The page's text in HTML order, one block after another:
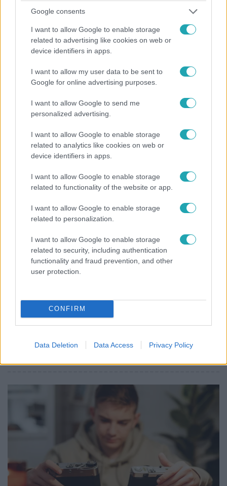
Google consents
I want to allow Google to enable storage
related to advertising like cookies on web or
device identifiers in apps.
I want to allow my user data to be sent to
Google for online advertising purposes.
I want to allow Google to send me
personalized advertising.
I want to allow Google to enable storage
related to analytics like cookies on web or
device identifiers in apps.
I want to allow Google to enable storage
related to functionality of the website or app.
I want to allow Google to enable storage
related to personalization.
I want to allow Google to enable storage
related to security, including authentication
functionality and fraud prevention, and other
user protection.
CONFIRM
Data Deletion Data Access Privacy Policy
Tudomány-Tech
2026. július 18. 19:30
Magyar kutatók új megoldást találtak az
Magyar kutatók olyan biológiai technológiát fejlesztettek,
problémás oldószerét.
Gazdaság
Diploma, tapasztalat, mégsem jön az állás – mi
történik a munkaerőpiacon?
állást találni. Fiatal munkakeresők meséltek a jelenlegi